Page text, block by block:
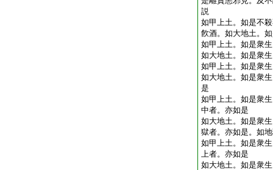
説
如甲上土。如是不
飮酒。如大地土。
如甲上土。如是衆
如大地土。如是衆
如甲上土。如是衆
如大地土。如是衆
是
如甲上土。如是衆
中者。亦如是
如大地土。如是衆
獄者。亦如是。如
如甲上土。如是衆
上者。亦如是
如大地土。如是衆